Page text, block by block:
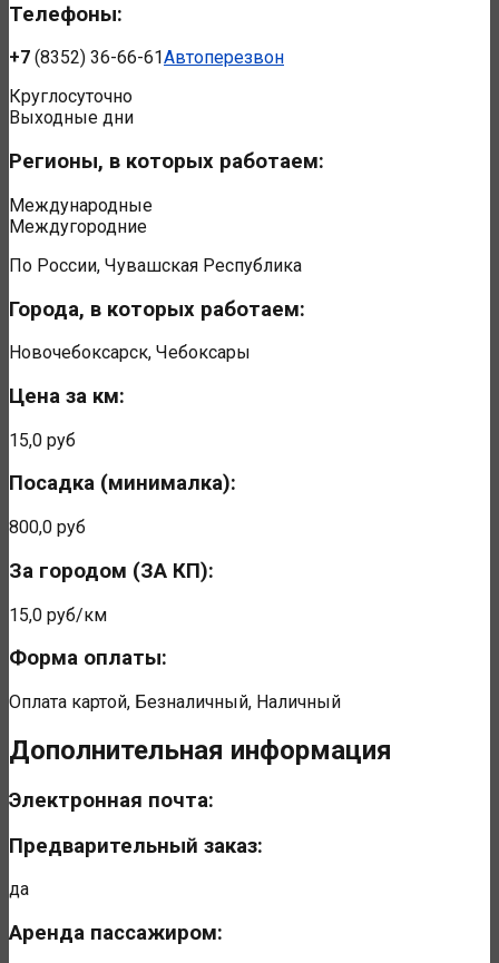
Телефоны:
+7 (8352) 36-66-61Автоперезвон
Круглосуточно
Выходные дни
Регионы, в которых работаем:
Международные
Междугородние
По России, Чувашская Республика
Города, в которых работаем:
Новочебоксарск, Чебоксары
Цена за км:
15,0 руб
Посадка (минималка):
800,0 руб
За городом (ЗА КП):
15,0 руб/км
Форма оплаты:
Оплата картой, Безналичный, Наличный
Дополнительная информация
Электронная почта:
Предварительный заказ:
да
Аренда пассажиром: